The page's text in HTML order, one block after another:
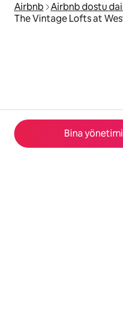
Bina
Airbnb Airbnb dostu
The Vintage Lofts at